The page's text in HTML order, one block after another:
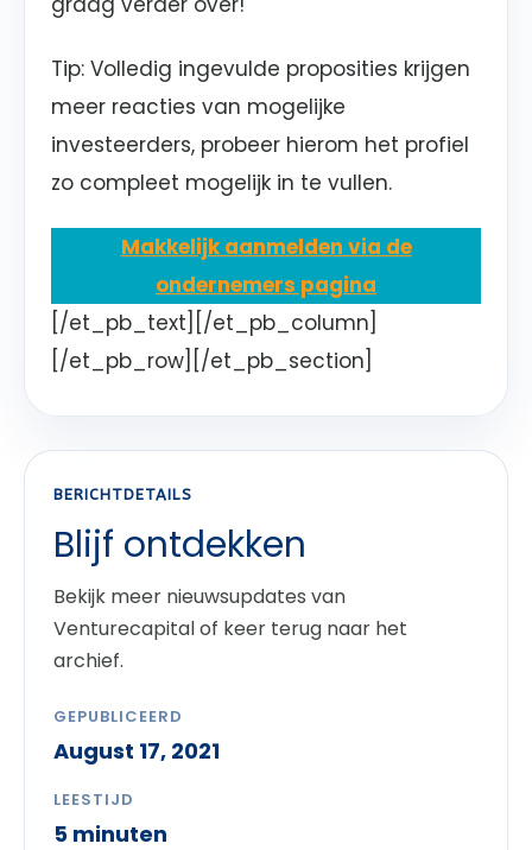
Tip: Volledig ingevulde proposities krijgen
meer reacties van mogelijke
investeerders, probeer hierom het profiel
zo compleet mogelijk in te vullen.
Makkelijk aanmelden via de
ondernemers pagina
[/et_pb_text][/et_pb_column]
[/et_pb_row][/et_pb_section]
BERICHTDETAILS
Blijf ontdekken
Bekijk meer nieuwsupdates van
Venturecapital of keer terug naar het
archief.
GEPUBLICEERD
August 17, 2021
LEESTIJD
5 minuten